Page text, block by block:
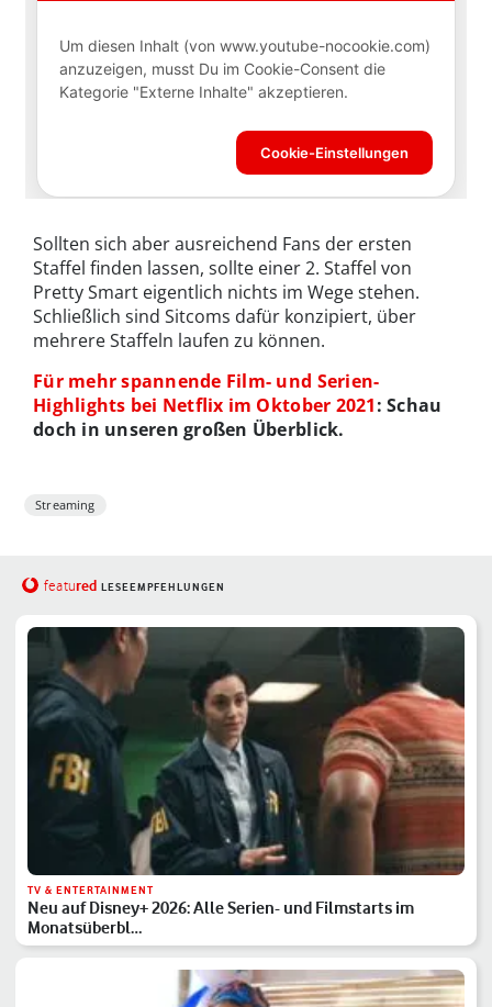
Sollten sich aber ausreichend Fans der ersten
Staffel finden lassen, sollte einer 2. Staffel von
Pretty Smart eigentlich nichts im Wege stehen.
Schließlich sind Sitcoms dafür konzipiert, über
mehrere Staffeln laufen zu können.
Für mehr spannende Film- und Serien-
Highlights bei Netflix im Oktober 2021: Schau
doch in unseren großen Überblick.
Streaming
featured LESEEMPFEHLUNGEN
TV & ENTERTAINMENT
Neu auf Disney+ 2026: Alle Serien- und Filmstarts im
Monatsüberbl…